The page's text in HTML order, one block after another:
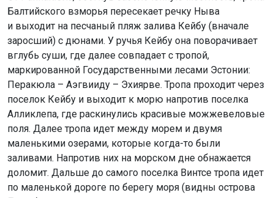
Балтийского взморья пересекает речку Ныва
и выходит на песчаный пляж залива Кейбу (вначале
заросший) с дюнами. У ручья Кейбу она поворачивает
вглубь суши, где далее совпадает с тропой,
маркированной Государственными лесами Эстонии:
Перакюла – Аэгвииду – Эхиярве. Тропа проходит через
поселок Кейбу и выходит к морю напротив поселка
Алликлепа, где раскинулись красивые можжевеловые
поля. Далее тропа идет между морем и двумя
маленькими озерами, которые когда-то были
заливами. Напротив них на морском дне обнажается
доломит. Дальше до самого поселка Винтсе тропа идет
по маленькой дороге по берегу моря (видны острова